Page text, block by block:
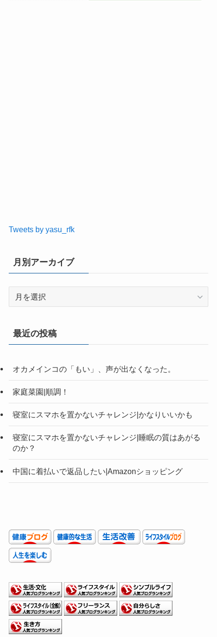
Tweets by yasu_rfk
月別アーカイブ
ー
最近の投稿
オカメインコの「もい」、声が出なくなった。
家庭菜園|順調！
寝室にスマホを置かないチャレンジ|かなりいいかも
寝室にスマホを置かないチャレンジ|睡眠の質はあがる
のか？
中国に着払いで返品したい|Amazonショッピング